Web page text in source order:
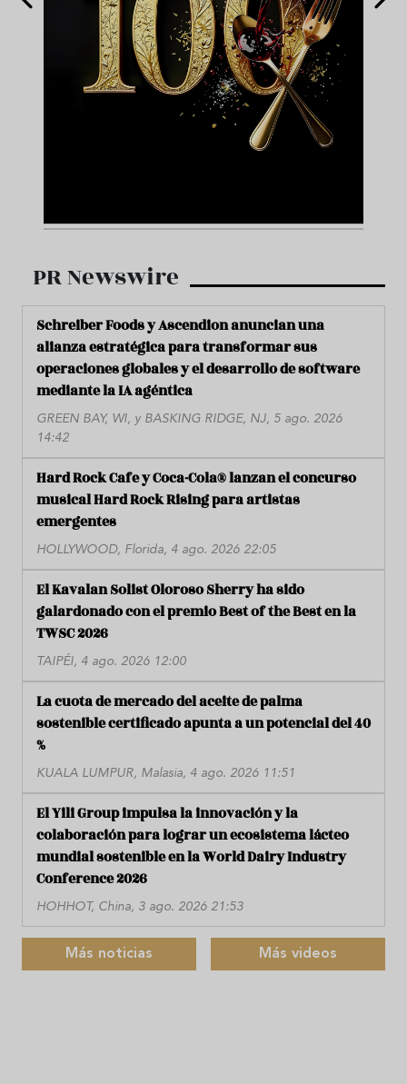
PR Newswire
Schreiber Foods y Ascendion anuncian una
alianza estratégica para transformar sus
operaciones globales y el desarrollo de software
mediante la IA agéntica
GREEN BAY, WI, y BASKING RIDGE, NJ, 5 ago. 2026
14:42
Hard Rock Cafe y Coca-Cola® lanzan el concurso
musical Hard Rock Rising para artistas
emergentes
HOLLYWOOD, Florida, 4 ago. 2026 22:05
El Kavalan Solist Oloroso Sherry ha sido
galardonado con el premio Best of the Best en la
TWSC 2026
TAIPÉI, 4 ago. 2026 12:00
La cuota de mercado del aceite de palma
sostenible certificado apunta a un potencial del 40
%
KUALA LUMPUR, Malasia, 4 ago. 2026 11:51
El Yili Group impulsa la innovación y la
colaboración para lograr un ecosistema lácteo
mundial sostenible en la World Dairy Industry
Conference 2026
HOHHOT, China, 3 ago. 2026 21:53
Más noticias Más videos